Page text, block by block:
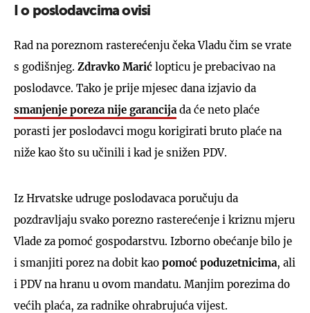
I o poslodavcima ovisi
Rad na poreznom rasterećenju čeka Vladu čim se vrate
s godišnjeg. Zdravko Marić lopticu je prebacivao na
poslodavce. Tako je prije mjesec dana izjavio da
smanjenje poreza nije garancija da će neto plaće
porasti jer poslodavci mogu korigirati bruto plaće na
niže kao što su učinili i kad je snižen PDV.
Iz Hrvatske udruge poslodavaca poručuju da
pozdravljaju svako porezno rasterećenje i kriznu mjeru
Vlade za pomoć gospodarstvu. Izborno obećanje bilo je
i smanjiti porez na dobit kao pomoć poduzetnicima, ali
i PDV na hranu u ovom mandatu. Manjim porezima do
većih plaća, za radnike ohrabrujuća vijest.